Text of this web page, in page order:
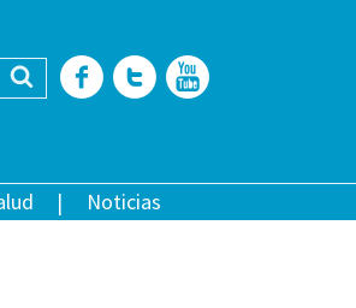
Buscar Facebook
Twitter
Noticias